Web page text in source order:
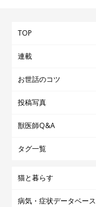
TOP
連載
お世話のコツ
投稿写真
獣医師Q&A
タグ一覧
猫と暮らす
病気・症状データベース